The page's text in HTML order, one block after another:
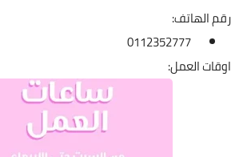
رقم الهاتف:
0112352777
اوقات العمل: